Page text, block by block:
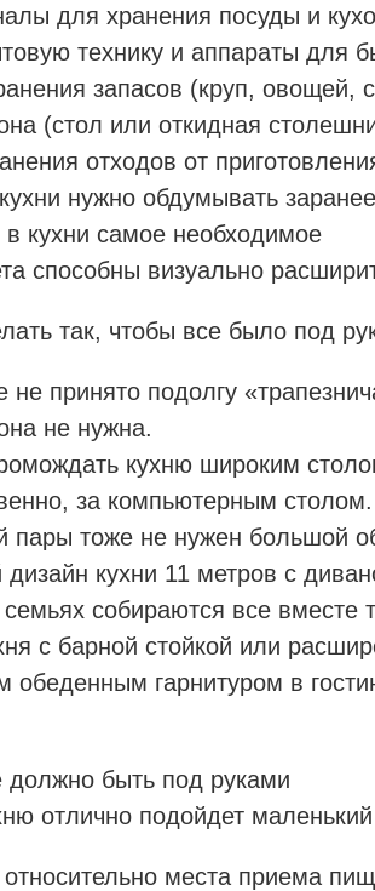
для хранения посуды и
технику и аппараты для
запасов (круп, овощей,
(стол или откидная
отходов от
нужно обдумывать заранее
в кухни самое необходимое
способны визуально
так, чтобы все было под
не принято подолгу
не нужна.
кухню широким
за компьютерным столом.
тоже не нужен большой
кухни 11 метров с
собираются все вместе
с барной стойкой или
обеденным гарнитуром в
должно быть под руками
отлично подойдет
места приема